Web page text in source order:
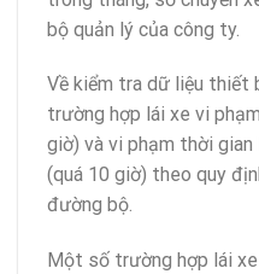
bộ quản lý của công ty.
Về kiểm tra dữ liệu thiết
trường hợp lái xe vi
giờ) và vi phạm thời
(quá 10 giờ) theo quy
đường bộ.
Một số trường hợp lái